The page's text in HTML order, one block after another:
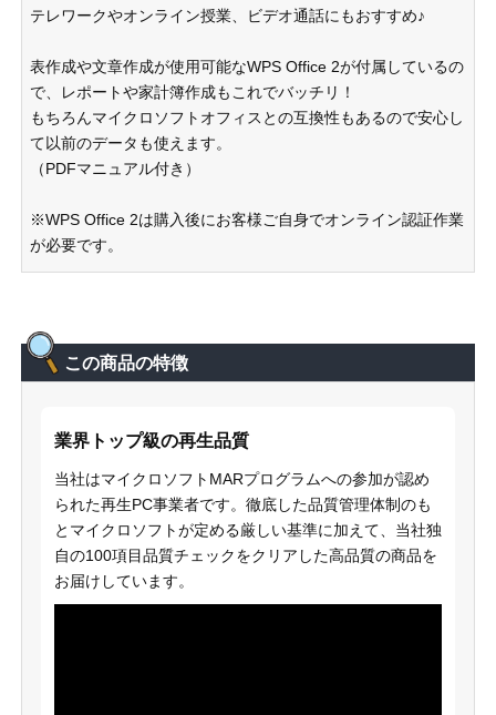
テレワークやオンライン授業、ビデオ通話にもおすすめ♪
表作成や文章作成が使用可能なWPS Office 2が付属しているの
で、レポートや家計簿作成もこれでバッチリ！
もちろんマイクロソフトオフィスとの互換性もあるので安心し
て以前のデータも使えます。
（PDFマニュアル付き）
※WPS Office 2は購入後にお客様ご自身でオンライン認証作業
が必要です。
この商品の特徴
業界トップ級の再生品質
当社はマイクロソフトMARプログラムへの参加が認め
られた再生PC事業者です。徹底した品質管理体制のも
とマイクロソフトが定める厳しい基準に加えて、当社独
自の100項目品質チェックをクリアした高品質の商品を
お届けしています。